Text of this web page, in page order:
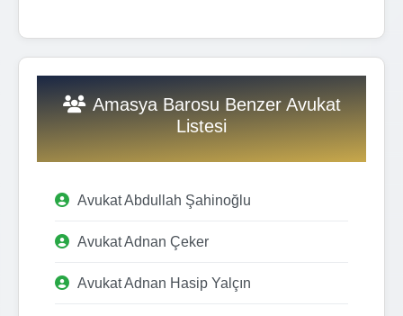
Amasya Barosu Benzer Avukat
Listesi
Avukat Abdullah Şahinoğlu
Avukat Adnan Çeker
Avukat Adnan Hasip Yalçın